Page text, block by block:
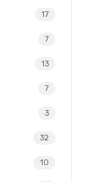
17
7
13
7
3
32
10